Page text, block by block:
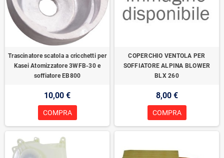
Trascinatore scatola a cricchetti per
Kasei Atomizzatore 3WFB-30 e
soffiatore EB800
10,00 €
COMPRA
COPERCHIO VENTOLA PER
SOFFIATORE ALPINA BLOWER
BLX 260
8,00 €
COMPRA